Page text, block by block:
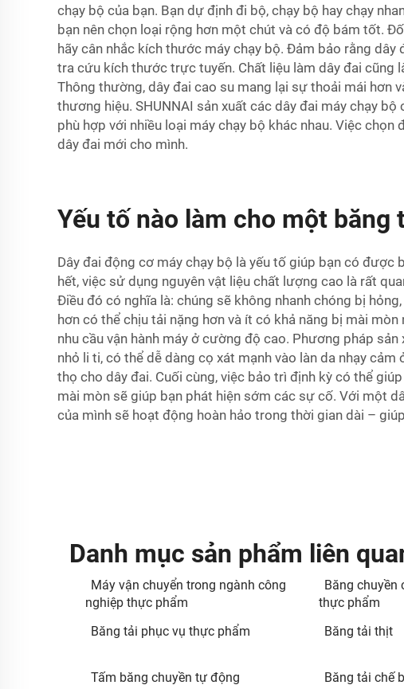
chạy bộ của bạn. Bạn dự định đi bộ, chạy bộ hay chạy
bạn nên chọn loại rộng hơn một chút và có độ bám tốt.
hãy cân nhắc kích thước máy chạy bộ. Đảm bảo rằng
tra cứu kích thước trực tuyến. Chất liệu làm dây đai cũng
Thông thường, dây đai cao su mang lại sự thoải mái hơn
thương hiệu. SHUNNAI sản xuất các dây đai máy chạy
phù hợp với nhiều loại máy chạy bộ khác nhau. Việc
dây đai mới cho mình.
Yếu tố nào làm cho một
Dây đai động cơ máy chạy bộ là yếu tố giúp bạn có
hết, việc sử dụng nguyên vật liệu chất lượng cao là rất
Điều đó có nghĩa là: chúng sẽ không nhanh chóng bị
hơn có thể chịu tải nặng hơn và ít có khả năng bị mài
nhu cầu vận hành máy ở cường độ cao. Phương pháp
nhỏ li ti, có thể dễ dàng cọ xát mạnh vào làn da nhạy
thọ cho dây đai. Cuối cùng, việc bảo trì định kỳ có thể
mài mòn sẽ giúp bạn phát hiện sớm các sự cố. Với một
của mình sẽ hoạt động hoàn hảo trong thời gian dài –
Danh mục sản phẩm liên
Máy vận chuyển trong ngành công
nghiệp thực phẩm
Băng chuyền
thực phẩm
Băng tải phục vụ thực phẩm Băng tải thịt
Tấm băng chuyền tự động Băng tải chế